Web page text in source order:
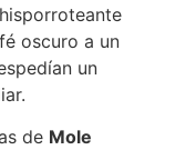
oscuro a un
un
de Mole